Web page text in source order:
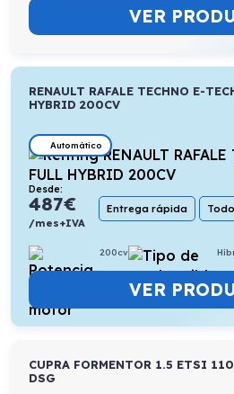
VER
RENAULT RAFALE TECHNO E-
HYBRID 200CV
Automático
Desde:
487€
/mes+IVA
Entrega rápida
200cv
VER
CUPRA FORMENTOR 1.5 ETSI
DSG